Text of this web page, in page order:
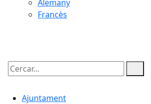
Alemany
Francès
Cercar:
Ajuntament